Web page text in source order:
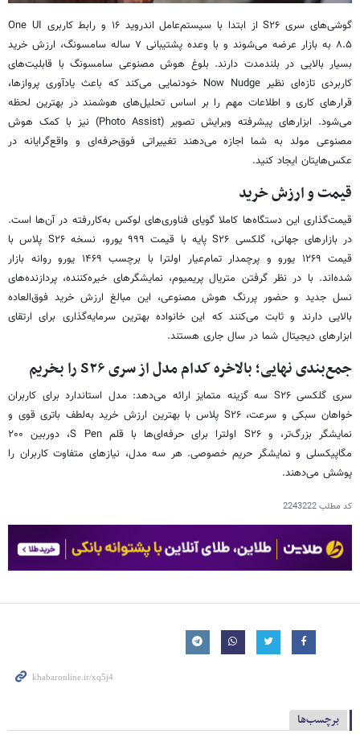
گوشی‌های سری S۲۶ از ابتدا با سیستم‌عامل اندروید ۱۶ و رابط کاربری One UI
۸.۵ به بازار عرضه می‌شوند و با وعده پشتیبانی ۷ ساله سامسونگ، ارزش خرید
بسیار بالایی در بلندمدت دارند. بلوغ هوش مصنوعی سامسونگ با قابلیت‌های
کاربردی تازه‌ای نظیر Now Nudge خودنمایی می‌کند که باعث یادآوری پروازها،
قرارهای کاری و اطلاعات مهم را بر اساس تحلیل‌های هوشمند در بهترین لحظه
می‌شود. ابزارهای پیشرفته ویرایش تصویر (Photo Assist) نیز با کمک هوش
مصنوعی مولد به شما اجازه می‌دهند تغییراتی فوق‌حرفه‌ای و واقع‌گرایانه در
عکس‌هایتان ایجاد کنید.
قیمت و ارزش خرید
قیمت‌گذاری این دستگاه‌ها کاملا گویای فناوری‌های لوکس به‌کاررفته در آن‌ها است.
در بازارهای جهانی، گلکسی S۲۶ پایه با قیمت ۹۹۹ یورو، نسخه S۲۶ پلاس با
قیمت ۱۲۶۹ یورو و پرچمدار تمام‌عیار اولترا با برچسب ۱۴۶۹ یورو روانه بازار
شده‌اند. با در نظر گرفتن متریال پریمیوم، نمایشگرهای خیره‌کننده، پردازنده‌های
نسل جدید و حضور پررنگ هوش مصنوعی، این مبالغ ارزش خرید فوق‌العاده
بالایی دارند و ثابت می‌کنند که این خانواده بهترین سرمایه‌گذاری برای ارتقای
ابزارهای دیجیتال شما در سال جاری هستند.
جمع‌بندی نهایی؛ بالاخره کدام مدل از سری S۲۶ را بخریم
سری گلکسی S۲۶ سه گزینه متمایز ارائه می‌دهد: مدل استاندارد برای کاربران
خواهان سبکی و سرعت، S۲۶ پلاس با بهترین ارزش خرید به‌لطف باتری قوی و
نمایشگر بزرگ‌تر، و S۲۶ اولترا برای حرفه‌ای‌ها با قلم S Pen، دوربین ۲۰۰
مگاپیکسلی و نمایشگر حریم خصوصی. هر سه مدل، نیازهای متفاوت کاربران را
پوشش می‌دهند.
کد مطلب2243222
برچسب‌ها